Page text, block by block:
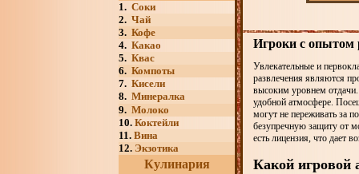
1. Соки
2. Чай
3. Кофе
4. Какао
5. Квас
6. Компоты
7. Кисели
8. Минералка
9. Молоко
10. Коктейли
11. Вина
12. Экзотика
Кулинария
Игроки с опытом
Увлекательные и
развлечения являются
высоким уровнем отдачи.
удобной атмосфере.
могут не переживать за
безупречную защиту от
есть лицензия, что дает
Какой игровой